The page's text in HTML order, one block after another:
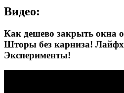
Видео:
Как дешево закрыть окна
Шторы без карниза!
Эксперименты!